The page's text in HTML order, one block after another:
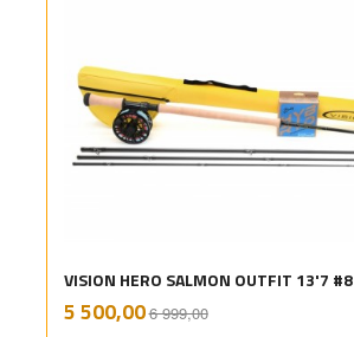
VISION HERO SALMON OUTFIT 13'7 #8
Tilbud
5 500,006 999,00mva.